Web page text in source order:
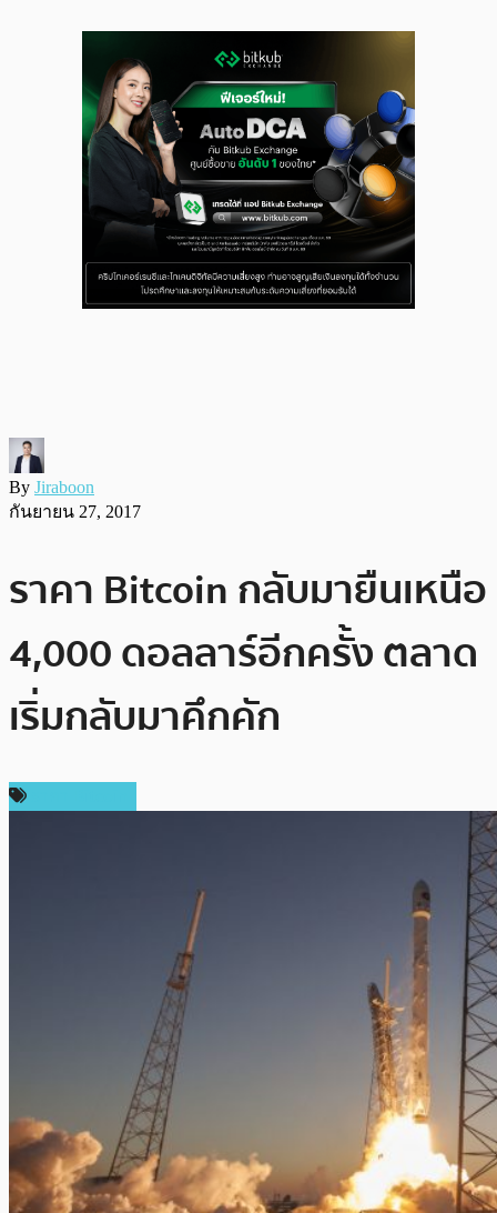
By Jiraboon
กันยายน 27, 2017
ราคา Bitcoin กลับมายืนเหนือ
4,000 ดอลลาร์อีกครั้ง ตลาด
เริ่มกลับมาคึกคัก